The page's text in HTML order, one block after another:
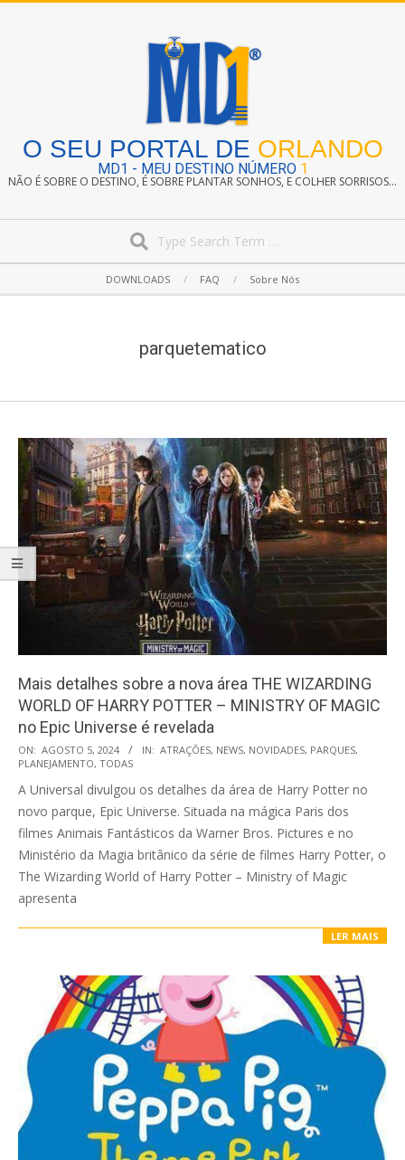
O SEU PORTAL DE ORLANDO
MD1 - MEU DESTINO NÚMERO 1
NÃO É SOBRE O DESTINO, É SOBRE PLANTAR SONHOS, E COLHER SORRISOS...
Navigation
DOWNLOADS FAQ Sobre Nós
parquetematico
Mais detalhes sobre a nova área THE WIZARDING
WORLD OF HARRY POTTER – MINISTRY OF MAGIC
no Epic Universe é revelada
2024-
08-
05
ON: AGOSTO 5, 2024 IN: ATRAÇÕES, NEWS, NOVIDADES, PARQUES,
PLANEJAMENTO, TODAS
A Universal divulgou os detalhes da área de Harry Potter no
novo parque, Epic Universe. Situada na mágica Paris dos
filmes Animais Fantásticos da Warner Bros. Pictures e no
Ministério da Magia britânico da série de filmes Harry Potter, o
The Wizarding World of Harry Potter – Ministry of Magic
apresenta
LER MAIS